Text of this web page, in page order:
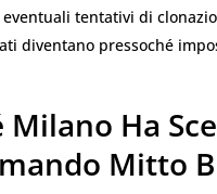
eventuali tentativi di
diventano pressoché
Milano Ha
Mitto